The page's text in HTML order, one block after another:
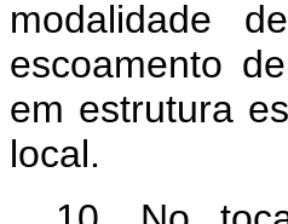
modalidade
escoamento
em estrutura
local.